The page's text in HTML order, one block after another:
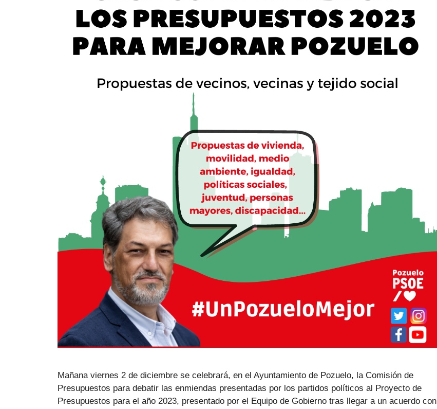
Mañana viernes 2 de diciembre se celebrará, en el Ayuntamiento de Pozuelo, la Comisión de
Presupuestos para debatir las enmiendas presentadas por los partidos políticos al Proyecto de
Presupuestos para el año 2023, presentado por el Equipo de Gobierno tras llegar a un acuerdo con